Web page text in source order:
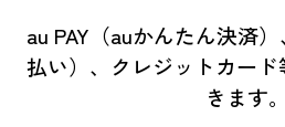
au PAY（auかんたん決済
払い）、クレジットカー
きます。